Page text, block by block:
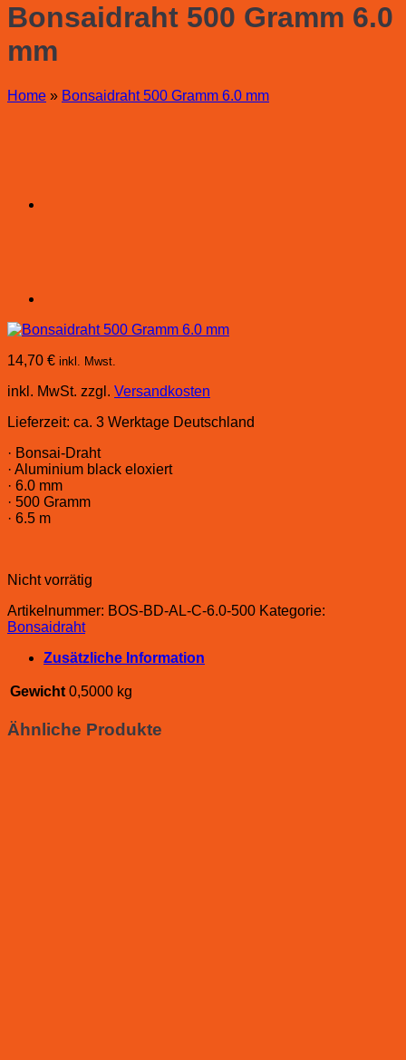
Bonsaidraht 500 Gramm 6.0
mm
Home » Bonsaidraht 500 Gramm 6.0 mm
14,70 € inkl. Mwst.
inkl. MwSt. zzgl. Versandkosten
Lieferzeit: ca. 3 Werktage Deutschland
· Bonsai-Draht
· Aluminium black eloxiert
· 6.0 mm
· 500 Gramm
· 6.5 m
Nicht vorrätig
Artikelnummer: BOS-BD-AL-C-6.0-500 Kategorie:
Bonsaidraht
Zusätzliche Information
Gewicht 0,5000 kg
Ähnliche Produkte